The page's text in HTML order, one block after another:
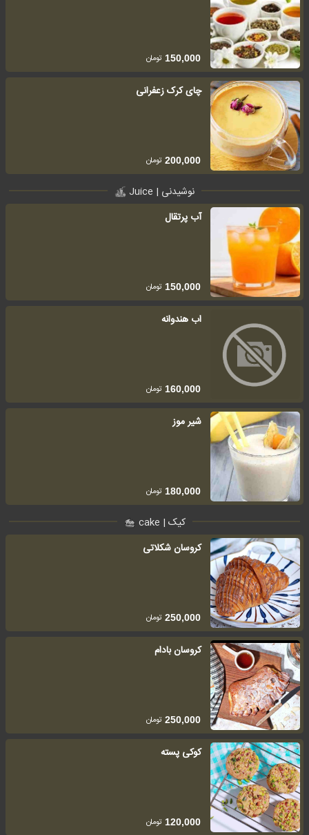
150,000 تومان
چای کرک زعفرانی
200,000 تومان
نوشیدنی | Juice
آب پرتقال
150,000 تومان
اب هندوانه
160,000 تومان
شیر موز
180,000 تومان
کیک | cake
کروسان شکلاتی
250,000 تومان
کروسان بادام
250,000 تومان
کوکی پسته
120,000 تومان